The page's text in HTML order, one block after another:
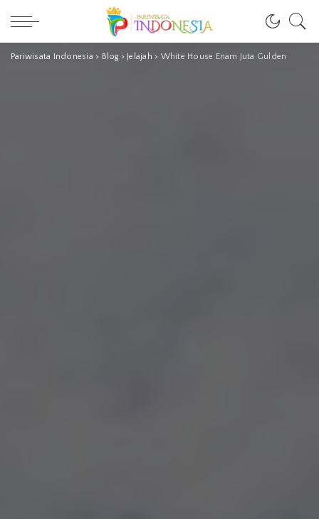
Pariwisata Indonesia > Blog > Jelajah > White House Enam Juta Gulden